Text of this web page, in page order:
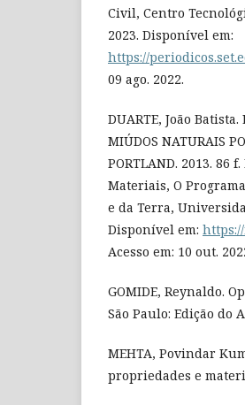
Civil, Centro
2023. Disponível em:
https://
09 ago. 2022.
DUARTE, João Batista.
MIÚDOS NATURAIS
PORTLAND. 2013. 86
Materiais, O
e da Terra,
Disponível em:
Acesso em: 10 out.
GOMIDE, Reynaldo.
São Paulo: Edição do
MEHTA, Povindar
propriedades e